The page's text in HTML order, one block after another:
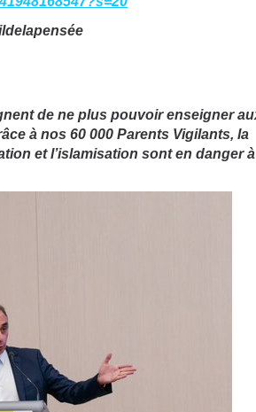
de ne plus pouvoir enseigner
à nos 60 000 Parents Vigilants, la
et l’islamisation sont en danger à